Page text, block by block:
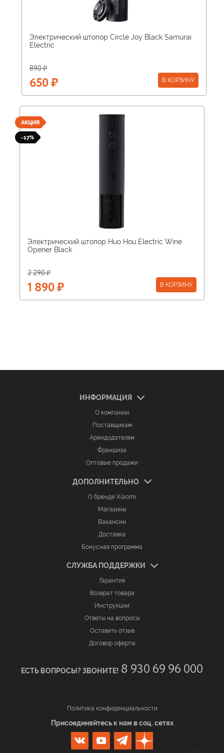
Электрический штопор Circle Joy Black Samurai
Electric
890 ₽
650 ₽ В КОРЗИНУ
АКЦИЯ
-17%
Электрический штопор Huo Hou Electric Wine
Opener Black
2 290 ₽
1 890 ₽ В КОРЗИНУ
ИНФОРМАЦИЯ
О компании
Поставщикам
Арендодателям
Франшиза
Оптовые продажи
ДОПОЛНИТЕЛЬНО
О бренде Xiaomi
Магазины
Вакансии
Доставка
Бонусная программа
СЛУЖБА ПОДДЕРЖКИ
Гарантия
Возврат товара
Инструкции
Ответы на вопросы
Оставить отзыв
Договор оферты
ЕСТЬ ВОПРОСЫ? ЗВОНИТЕ! 8 930 69 96 000
Политика конфиденциальности
Присоединяйтесь к нам в соц. сетях